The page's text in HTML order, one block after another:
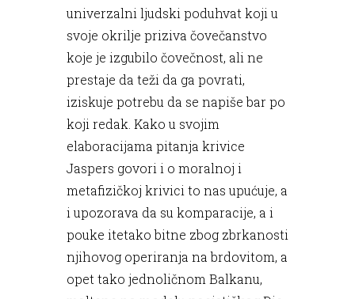
univerzalni ljudski poduhvat koji u
svoje okrilje priziva čovečanstvo
koje je izgubilo čovečnost, ali ne
prestaje da teži da ga povrati,
iziskuje potrebu da se napiše bar po
koji redak. Kako u svojim
elaboracijama pitanja krivice
Jaspers govori i o moralnoj i
metafizičkoj krivici to nas upućuje, a
i upozorava da su komparacije, a i
pouke itetako bitne zbog zbrkanosti
njihovog operiranja na brdovitom, a
opet tako jednoličnom Balkanu,